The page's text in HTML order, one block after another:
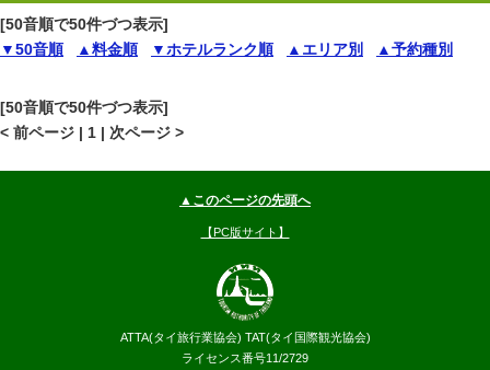
[50音順で50件づつ表示]
▼50音順
▲料金順 ▼ホテルランク順 ▲エリア別 ▲予約種別
[50音順で50件づつ表示]
< 前ページ | 1 | 次ページ >
▲このページの先頭へ
【PC版サイト】
ATTA(タイ旅行業協会) TAT(タイ国際観光協会)
ライセンス番号11/2729